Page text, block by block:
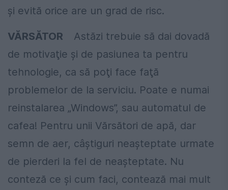
şi evită orice are un grad de risc.
VĂRSĂTOR
Astăzi trebuie să dai dovadă
de motivaţie şi de pasiunea ta pentru
tehnologie, ca să poţi face faţă
problemelor de la serviciu. Poate e numai
reinstalarea „Windows”, sau automatul de
cafea! Pentru unii Vărsători de apă, dar
semn de aer, câştiguri neaşteptate urmate
de pierderi la fel de neaşteptate. Nu
conteză ce şi cum faci, contează mai mult